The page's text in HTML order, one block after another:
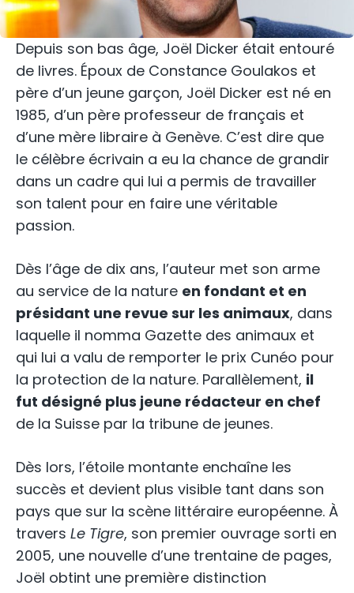
Depuis son bas âge, Joël Dicker était entouré
de livres. Époux de Constance Goulakos et
père d’un jeune garçon, Joël Dicker est né en
1985, d’un père professeur de français et
d’une mère libraire à Genève. C’est dire que
le célèbre écrivain a eu la chance de grandir
dans un cadre qui lui a permis de travailler
son talent pour en faire une véritable
passion.
Dès l’âge de dix ans, l’auteur met son arme
au service de la nature en fondant et en
présidant une revue sur les animaux, dans
laquelle il nomma Gazette des animaux et
qui lui a valu de remporter le prix Cunéo pour
la protection de la nature. Parallèlement, il
fut désigné plus jeune rédacteur en chef
de la Suisse par la tribune de jeunes.
Dès lors, l’étoile montante enchaîne les
succès et devient plus visible tant dans son
pays que sur la scène littéraire européenne. À
travers Le Tigre, son premier ouvrage sorti en
2005, une nouvelle d’une trentaine de pages,
Joël obtint une première distinction